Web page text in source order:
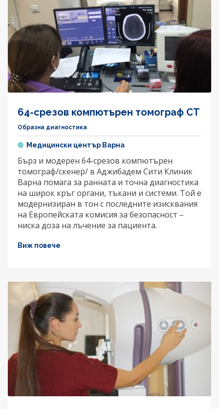
64-срезов компютърен томограф CT
Образна диагностика
Медицински център Варна
Бърз и модерен 64-срезов компютърен
томограф/скенер/ в Аджибадем Сити Клиник
Варна помага за ранната и точна диагностика
на широк кръг органи, тъкани и системи. Той е
модернизиран в тон с последните изисквания
на Европейската комисия за безопасност –
ниска доза на лъчение за пациента.
Виж повече